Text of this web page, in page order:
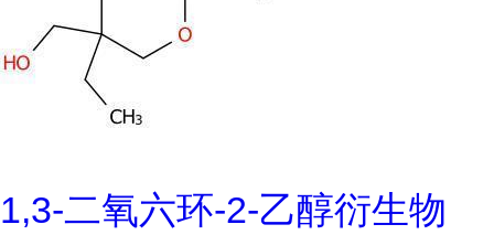
1,3-二氧六环-2-乙醇衍生物